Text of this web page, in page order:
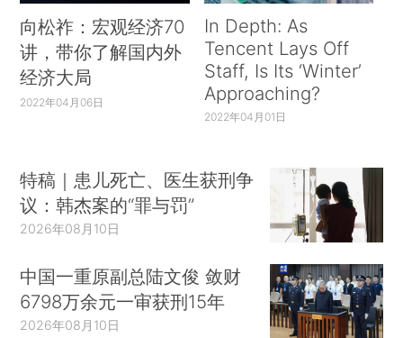
向松祚：宏观经济70
讲，带你了解国内外
经济大局
2022年04月06日
In Depth: As
Tencent Lays Off
Staff, Is Its ‘Winter’
Approaching?
2022年04月01日
特稿｜患儿死亡、医生获刑争
议：韩杰案的“罪与罚”
2026年08月10日
中国一重原副总陆文俊 敛财
6798万余元一审获刑15年
2026年08月10日